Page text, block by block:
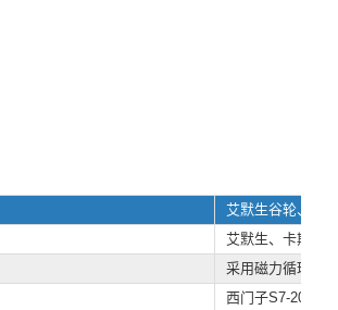
艾默生谷轮、意
艾默生、卡斯托
采用磁力循环泵
西门子S7-200系